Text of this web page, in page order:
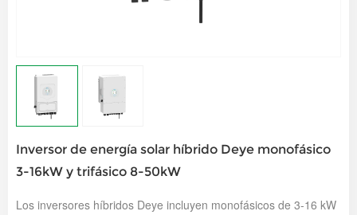
Inversor de energía solar híbrido Deye monofásico
3-16kW y trifásico 8-50kW
Los inversores híbridos Deye incluyen monofásicos de 3-16 kW